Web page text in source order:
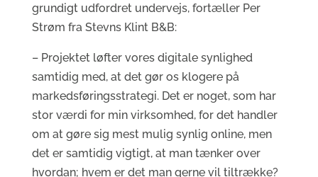
grundigt udfordret undervejs, fortæller Per
Strøm fra Stevns Klint B&B:
– Projektet løfter vores digitale synlighed
samtidig med, at det gør os klogere på
markedsføringsstrategi. Det er noget, som har
stor værdi for min virksomhed, for det handler
om at gøre sig mest mulig synlig online, men
det er samtidig vigtigt, at man tænker over
hvordan; hvem er det man gerne vil tiltrække?